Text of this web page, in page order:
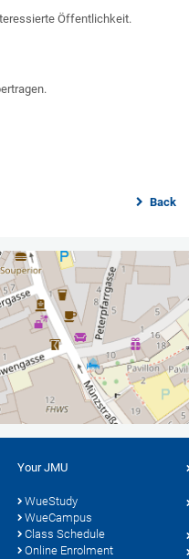
Öffentlichkeit.
Back
Your JMU
WueStudy
WueCampus
Class Schedule
Online Enrolment